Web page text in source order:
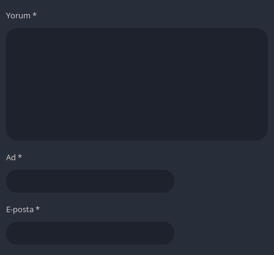
Yorum *
Ad *
E-posta*